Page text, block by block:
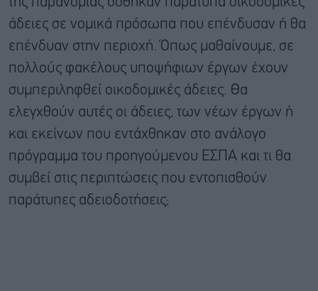
άδειες σε νομικά πρόσωπα που επένδυσαν ή θα
επένδυαν στην περιοχή. Όπως μαθαίνουμε, σε
πολλούς φακέλους υποψήφιων έργων έχουν
συμπεριληφθεί οικοδομικές άδειες. Θα
ελεγχθούν αυτές οι άδειες, των νέων έργων ή
και εκείνων που εντάχθηκαν στο ανάλογο
πρόγραμμα του προηγούμενου ΕΣΠΑ και τι θα
συμβεί στις περιπτώσεις που εντοπισθούν
παράτυπες αδειοδοτήσεις;